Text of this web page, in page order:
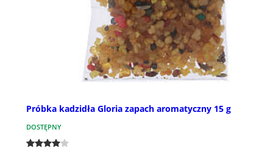
Próbka kadzidła Gloria zapach aromatyczny 15 g
DOSTĘPNY